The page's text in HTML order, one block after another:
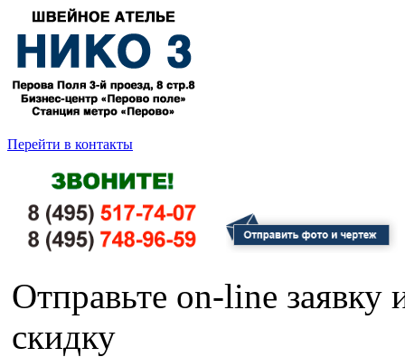
Перейти в контакты
Отправьте on-line
скидку